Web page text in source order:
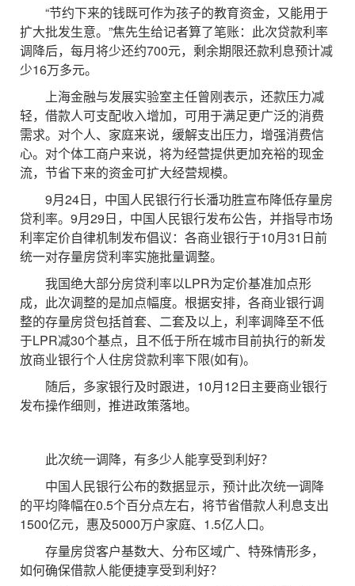
“节约下来的钱既可作为孩子的教育资金，又能用于
扩大批发生意。”焦先生给记者算了笔账：此次贷款利率
调降后，每月将少还约700元，剩余期限还款利息预计减
少16万多元。
上海金融与发展实验室主任曾刚表示，还款压力减
轻，借款人可支配收入增加，可用于满足更广泛的消费
需求。对个人、家庭来说，缓解支出压力，增强消费信
心。对个体工商户来说，将为经营提供更加充裕的现金
流，节省下来的资金可扩大经营规模。
9月24日，中国人民银行行长潘功胜宣布降低存量房
贷利率。9月29日，中国人民银行发布公告，并指导市场
利率定价自律机制发布倡议：各商业银行于10月31日前
统一对存量房贷利率实施批量调整。
我国绝大部分房贷利率以LPR为定价基准加点形
成，此次调整的是加点幅度。根据安排，各商业银行调
整的存量房贷包括首套、二套及以上，利率调降至不低
于LPR减30个基点，且不低于所在城市目前执行的新发
放商业银行个人住房贷款利率下限(如有)。
随后，多家银行及时跟进，10月12日主要商业银行
发布操作细则，推进政策落地。
此次统一调降，有多少人能享受到利好？
中国人民银行公布的数据显示，预计此次统一调降
的平均降幅在0.5个百分点左右，将节省借款人利息支出
1500亿元，惠及5000万户家庭、1.5亿人口。
存量房贷客户基数大、分布区域广、特殊情形多，
如何确保借款人能便捷享受到利好？